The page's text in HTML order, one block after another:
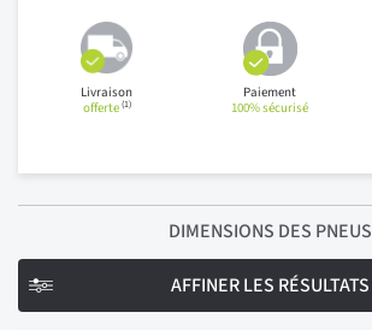
Livraison
offerte(1)
Paiement
100% sécurisé
DIMENSIONS DES PNEUS
AFFINER LES RÉSULTATS